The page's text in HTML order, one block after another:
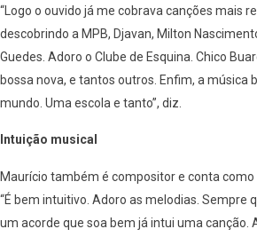
“Logo o ouvido já me cobrava canções mais
descobrindo a MPB, Djavan, Milton
Guedes. Adoro o Clube de Esquina. Chico
bossa nova, e tantos outros. Enfim, a música
mundo. Uma escola e tanto”, diz.
Intuição musical
Maurício também é compositor e conta como
“É bem intuitivo. Adoro as melodias. Sempre
um acorde que soa bem já intui uma canção.